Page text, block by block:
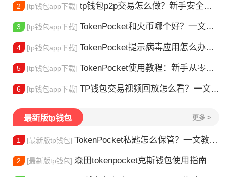
2 [tp钱包app下载] tp钱包p2p交易怎么做？新手安全指南
3 [tp钱包app下载] TokenPocket和火币哪个好？一文帮你理清选择
4 [tp钱包app下载] TokenPocket提示病毒应用怎么办？原因全解析
5 [tp钱包app下载] TokenPocket使用教程：新手从零学会钱包操作
6 [tp钱包app下载] TP钱包交易视频回放怎么看？一文教你轻松找回
最新版tp钱包 更多 >
1 [最新版tp钱包] TokenPocket私匙怎么保管？一文教你守住钱包资产
2 [最新版tp钱包] 森田tokenpocket克斯钱包使用指南